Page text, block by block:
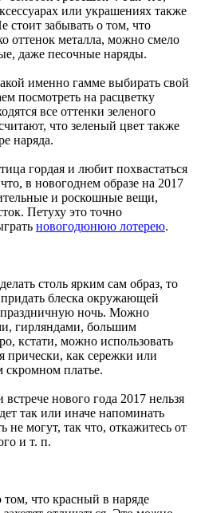
или украшениях также
стоит забывать о том, что
оттенок металла, можно смело
даже песочные наряды.
именно гамме выбирать свой
посмотреть на расцветку
все оттенки зеленого
что зеленый цвет также
наряда.
гордая и любит похвастаться
в новогоднем образе на 2017
и роскошные вещи,
Петуху это точно
новогодюнюю лотерею.
столь ярким сам образ, то
блеска окружающей
праздничную ночь. Можно
гирляндами, большим
кстати, можно использовать
прически, как сережки или
скромном платье.
нового года 2017 нельзя
так или иначе напоминать
не могут, так что, откажитесь от
и т. п.
что красный в наряде